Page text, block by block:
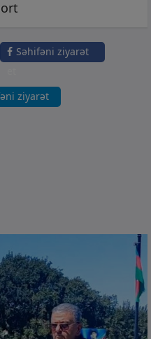
Səhifəni ziyarət
ziyarət